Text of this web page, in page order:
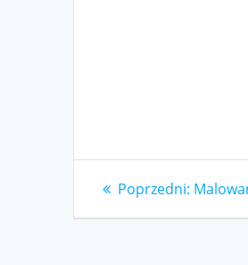
Nawigacja
wpisu
Poprzedni: